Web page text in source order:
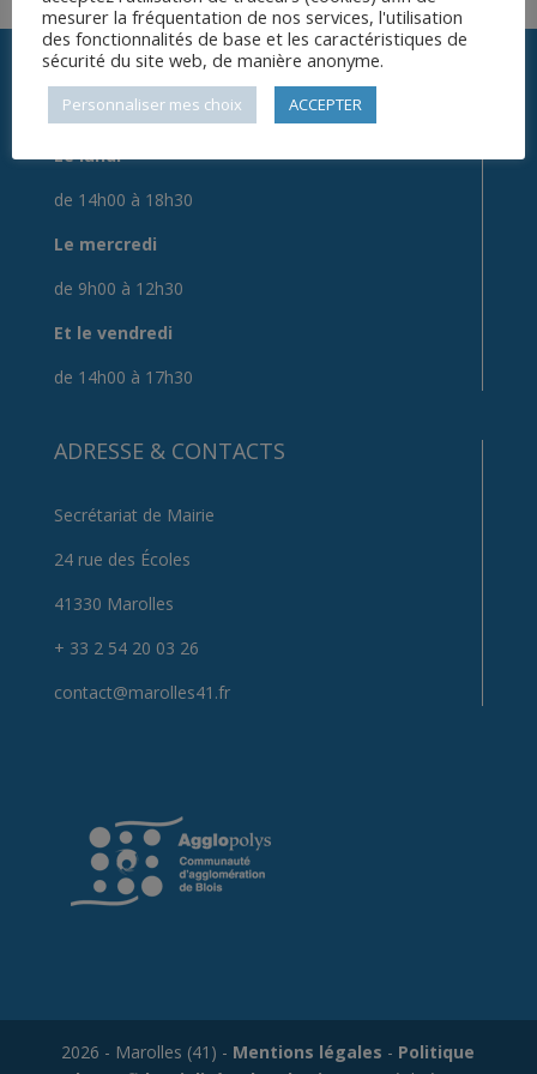
HORAIRES
Le lundi
de 14h00 à 18h30
Le mercredi
de 9h00 à 12h30
Et le vendredi
de 14h00 à 17h30
ADRESSE & CONTACTS
Secrétariat de Mairie
24 rue des Écoles
41330 Marolles
+ 33 2 54 20 03 26
contact@marolles41.fr
2026 - Marolles (41) - Mentions légales - Politique
mesurer la fréquentation de nos services, l'utilisation
des fonctionnalités de base et les caractéristiques de
sécurité du site web, de manière anonyme.
Personnaliser mes choix ACCEPTER